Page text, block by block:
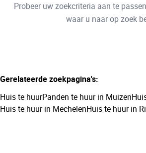
Huis Remove
Min. budget
Sorteer op
Probeer uw zoekcriteria aan te
waar u naar op zoek
Gerelateerde zoekpagina's:
Huis te huurPanden te huur in Muizen
Huis te huur in MechelenHuis te huur in